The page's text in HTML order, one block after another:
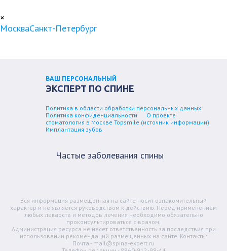
×
МоскваСанкт-Петербург
ВАШ ПЕРСОНАЛЬНЫЙ
ЭКСПЕРТ ПО СПИНЕ
Политика в области обработки персональных данных
Политика конфиденциальности
О проекте
стоматология в Москве Topsmile (источник информации)
Имплантация зубов
Частые заболевания спины
Вся информация размещенная на сайте носит ознакомительный
характер и не является руководством к действию. Перед применением
любых лекарств и методов лечения необходимо обязательно
проконсультироваться с врачом.
Администрация ресурса не несет ответственность за последствия при
использовании рекомендаций размещенных на сайте. Контакты:
Почта - mail@spina-expert.ru